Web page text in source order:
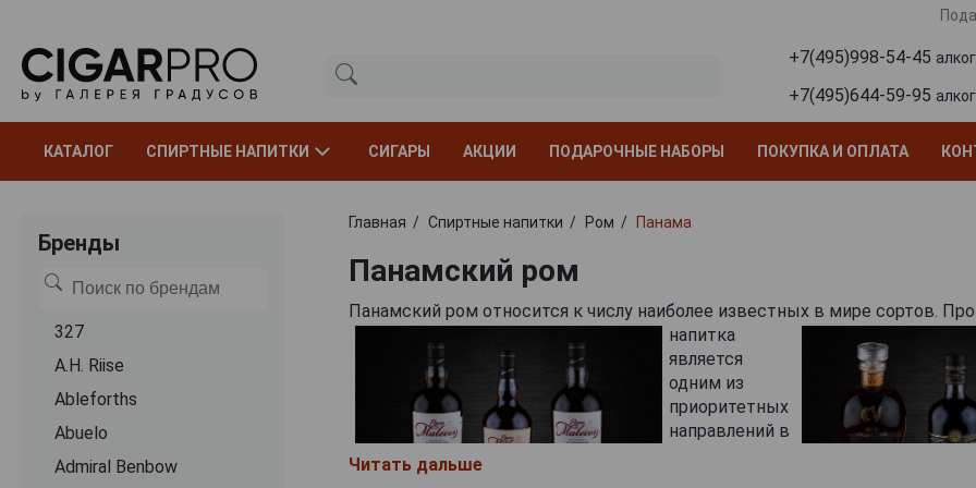
+7(495)998-54-45
+7(495)644-59-95
КАТАЛОГ СПИРТНЫЕ НАПИТКИ СИГАРЫ АКЦИИ ПОДАРОЧНЫЕ НАБОРЫ ПОКУПКА И ОПЛАТА
Бренды
327
A.H. Riise
Ableforths
Abuelo
Admiral Benbow
Главная Спиртные напитки Ром Панама
Панамский ром
Панамский ром относится к числу наиболее известных в мире сортов.
напитка
является
одним из
приоритетных
направлений в
Читать дальше